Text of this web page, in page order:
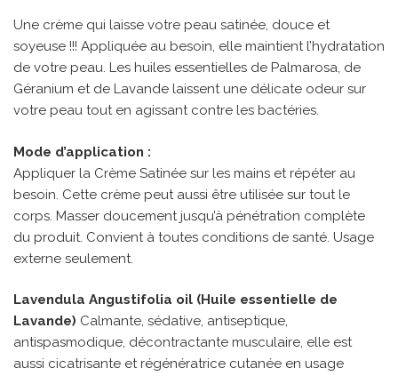
Une crème qui laisse votre peau satinée, douce et
soyeuse !!! Appliquée au besoin, elle maintient l’hydratation
de votre peau. Les huiles essentielles de Palmarosa, de
Géranium et de Lavande laissent une délicate odeur sur
votre peau tout en agissant contre les bactéries.
Mode d’application :
Appliquer la Crème Satinée sur les mains et répéter au
besoin. Cette crème peut aussi être utilisée sur tout le
corps. Masser doucement jusqu’à pénétration complète
du produit. Convient à toutes conditions de santé. Usage
externe seulement.
Lavendula Angustifolia oil (Huile essentielle de
Lavande) Calmante, sédative, antiseptique,
antispasmodique, décontractante musculaire, elle est
aussi cicatrisante et régénératrice cutanée en usage